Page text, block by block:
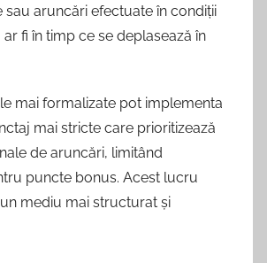
aruncări efectuate în condiții
fi în timp ce se deplasează în
mai formalizate pot implementa
mai stricte care prioritizează
de aruncări, limitând
puncte bonus. Acest lucru
mediu mai structurat și